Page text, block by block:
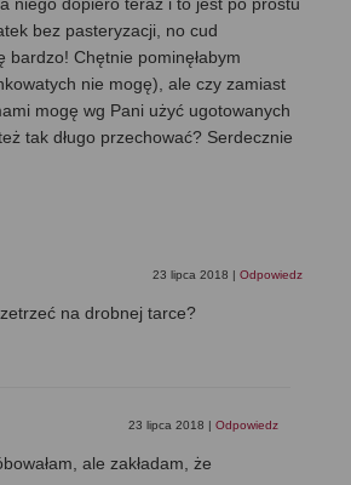
bez pasteryzacji, no cud
bardzo! Chętnie pominęłabym
nie mogę), ale czy zamiast
mogę wg Pani użyć ugotowanych
tak długo przechować? Serdecznie
23 lipca 2018 | Odpowiedz
na drobnej tarce?
23 lipca 2018 | Odpowiedz
ale zakładam, że